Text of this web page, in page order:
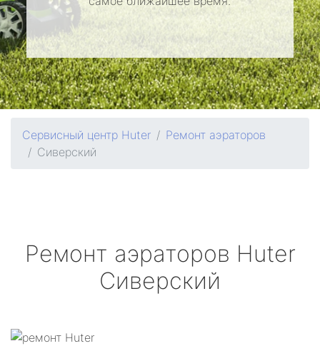
Сервисный центр Huter
Ремонт аэраторов
Сиверский
Ремонт аэраторов Huter
Сиверский